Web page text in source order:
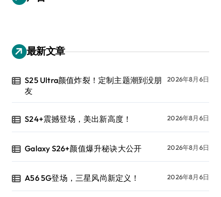
最新文章
S25 Ultra颜值炸裂！定制主题潮到没朋
友
2026年8月6日
S24+震撼登场，美出新高度！ 2026年8月6日
Galaxy S26+颜值爆升秘诀大公开 2026年8月6日
A56 5G登场，三星风尚新定义！ 2026年8月6日